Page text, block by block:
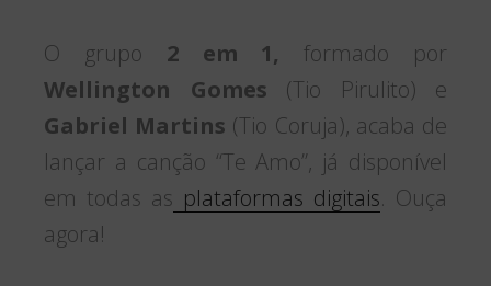
O grupo 2 em 1, formado por
Wellington Gomes (Tio Pirulito) e
Gabriel Martins (Tio Coruja), acaba de
lançar a canção “Te Amo”, já disponível
em todas as plataformas digitais. Ouça
agora!